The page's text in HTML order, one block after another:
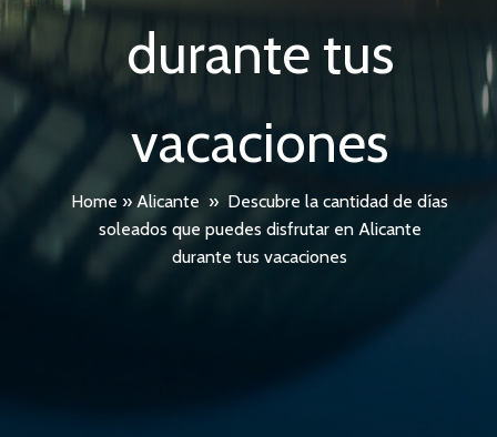
durante tus
vacaciones
Home »Alicante » Descubre la cantidad de días
soleados que puedes disfrutar en Alicante
durante tus vacaciones